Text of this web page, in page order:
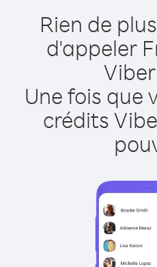
Rien de
d'appeler
Une fois que
crédits